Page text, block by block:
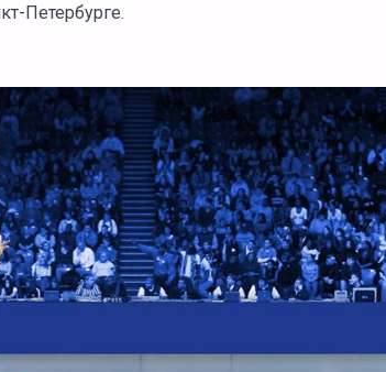
Петербурге.